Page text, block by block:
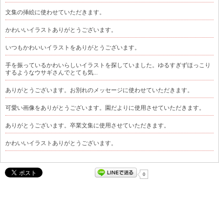
文集の挿絵に使わせていただきます。
かわいいイラストありがとうございます。
いつもかわいいイラストをありがとうございます。
手を振っているかわいらしいイラストを探していました。ゆるすぎずほっこり
するようなウサギさんでとても気...
ありがとうございます。お別れのメッセージに使わせていただきます。
可愛い画像をありがとうございます。園だよりに使用させていただきます。
ありがとうございます。卒業文集に使用させていただきます。
かわいいイラストありがとうございます。
0